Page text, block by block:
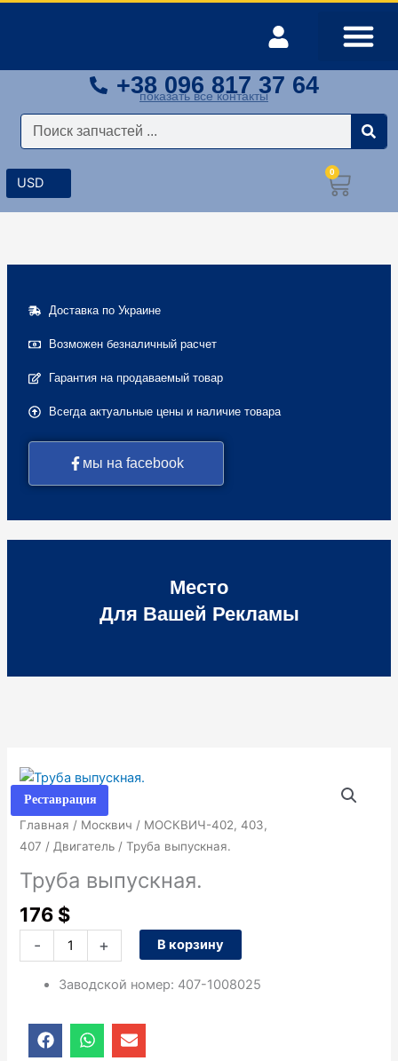
+38 096 817 37 64
показать все контакты
Поиск
0
Доставка по Украине
Возможен безналичный расчет
Гарантия на продаваемый товар
Всегда актуальные цены и наличие товара
мы на facebook
Место
Для Вашей Рекламы
Реставрация
Главная / Москвич / МОСКВИЧ-402, 403,
407 / Двигатель / Труба выпускная.
Труба выпускная.
176 $
-
Количество
товара
Труба
выпускная.
+ В корзину
Заводской номер: 407-1008025
F
a
W
h
E
n